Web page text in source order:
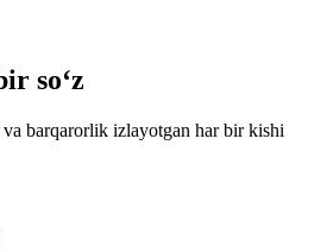
soʻz
barqarorlik izlayotgan har bir kishi